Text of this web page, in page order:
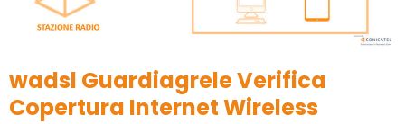
wadsl Guardiagrele Verifica
Copertura Internet Wireless